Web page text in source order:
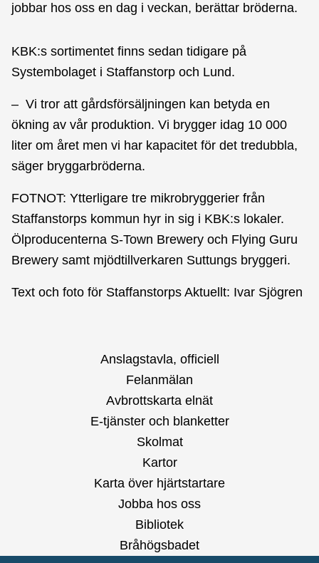
jobbar hos oss en dag i veckan, berättar bröderna.
KBK:s sortimentet finns sedan tidigare på
Systembolaget i Staffanstorp och Lund.
– Vi tror att gårdsförsäljningen kan betyda en
ökning av vår produktion. Vi brygger idag 10 000
liter om året men vi har kapacitet för det tredubbla,
säger bryggarbröderna.
FOTNOT: Ytterligare tre mikrobryggerier från
Staffanstorps kommun hyr in sig i KBK:s lokaler.
Ölproducenterna S-Town Brewery och Flying Guru
Brewery samt mjödtillverkaren Suttungs bryggeri.
Text och foto för Staffanstorps Aktuellt: Ivar Sjögren
Anslagstavla, officiell
Felanmälan
Avbrottskarta elnät
E-tjänster och blanketter
Skolmat
Kartor
Karta över hjärtstartare
Jobba hos oss
Bibliotek
Bråhögsbadet